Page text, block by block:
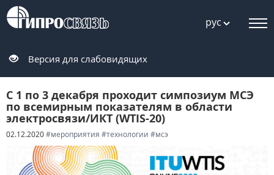
рус
Версия для слабовидящих
С 1 по 3 декабря проходит симпозиум МСЭ
по всемирным показателям в области
электросвязи/ИКТ (WTIS-20)
02.12.2020#мероприятия #технологии #мсэ